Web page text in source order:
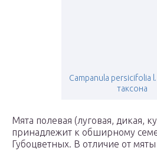
Campanula persicifolia
таксона
Мята полевая (луговая, дикая,
принадлежит к обширному
Губоцветных. В отличие от